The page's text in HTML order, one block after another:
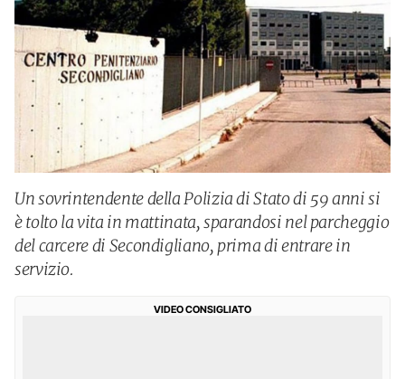
Un sovrintendente della Polizia di Stato di 59 anni si
è tolto la vita in mattinata, sparandosi nel parcheggio
del carcere di Secondigliano, prima di entrare in
servizio.
VIDEO CONSIGLIATO